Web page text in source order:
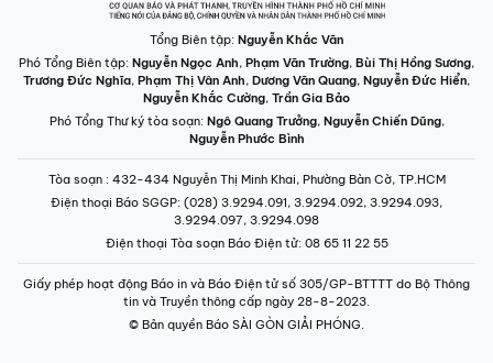
Tổng Biên tập: Nguyễn Khắc Văn
Phó Tổng Biên tập: Nguyễn Ngọc Anh, Phạm Văn Trường, Bùi Thị Hồng Sương,
Trương Đức Nghĩa, Phạm Thị Vân Anh, Dương Văn Quang, Nguyễn Đức Hiển,
Nguyễn Khắc Cường, Trần Gia Bảo
Phó Tổng Thư ký tòa soạn: Ngô Quang Trưởng, Nguyễn Chiến Dũng,
Nguyễn Phước Bình
Tòa soạn : 432-434 Nguyễn Thị Minh Khai, Phường Bàn Cờ, TP.HCM
Điện thoại Báo SGGP: (028) 3.9294.091, 3.9294.092, 3.9294.093,
3.9294.097, 3.9294.098
Điện thoại Tòa soạn Báo Điện tử: 08 65 11 22 55
Giấy phép hoạt động Báo in và Báo Điện tử số 305/GP-BTTTT do Bộ Thông
tin và Truyền thông cấp ngày 28-8-2023.
© Bản quyền Báo SÀI GÒN GIẢI PHÓNG.